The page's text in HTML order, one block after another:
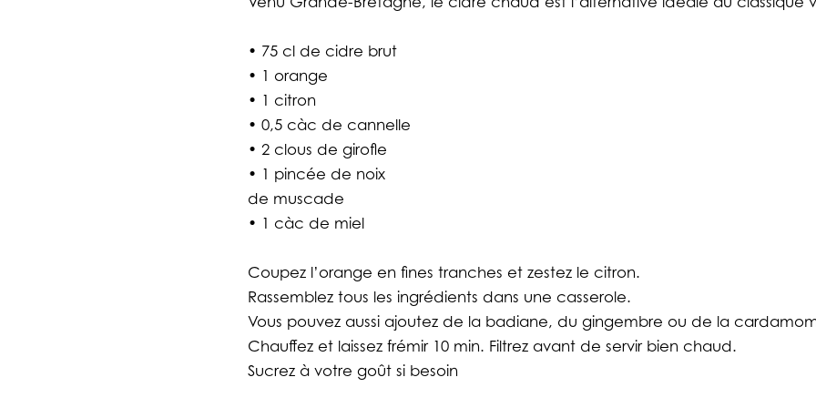
• 75 cl de cidre brut
• 1 orange
• 1 citron
• 0,5 càc de cannelle
• 2 clous de girofle
• 1 pincée de noix
de muscade
• 1 càc de miel
Coupez l’orange en fines tranches et zestez le citron.
Rassemblez tous les ingrédients dans une casserole.
Vous pouvez aussi ajoutez de la badiane, du gingembre ou de la
Chauffez et laissez frémir 10 min. Filtrez avant de servir bien chaud.
Sucrez à votre goût si besoin